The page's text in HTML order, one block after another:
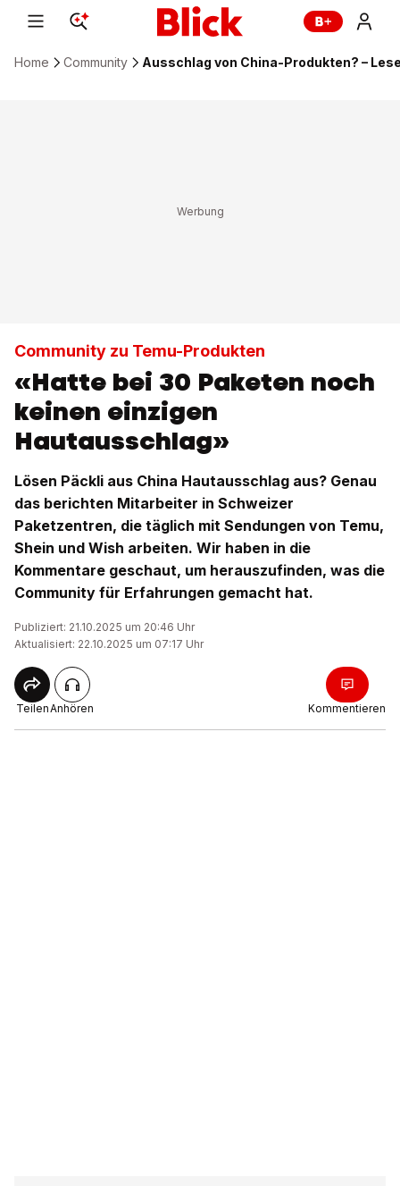
Home Community Ausschlag von China-Produkten? –
Community zu Temu-Produkten
«Hatte bei 30 Paketen noch
keinen einzigen
Hautausschlag»
Lösen Päckli aus China Hautausschlag aus? Genau
das berichten Mitarbeiter in Schweizer
Paketzentren, die täglich mit Sendungen von Temu,
Shein und Wish arbeiten. Wir haben in die
Kommentare geschaut, um herauszufinden, was die
Community für Erfahrungen gemacht hat.
Publiziert: 21.10.2025 um 20:46 Uhr
Aktualisiert: 22.10.2025 um 07:17 Uhr
TeilenAnhören Kommentieren